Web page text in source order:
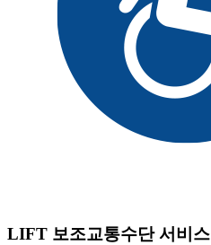
LIFT 보조교통수단 서비스